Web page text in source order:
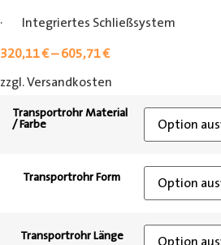
· Integriertes Schließsystem
320,11€–605,71€
zzgl. Versandkosten
Transportrohr Material
/ Farbe
Transportrohr Form
Transportrohr Länge